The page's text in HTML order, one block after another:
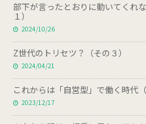
部下が言ったとおりに動いてくれ
１）
2024/10/26
Z世代のトリセツ？（その３）
2024/04/21
これからは「自営型」で働く時代（
2023/12/17